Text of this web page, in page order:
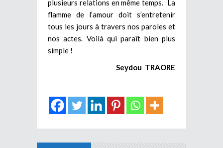
plusieurs relations en même temps. La
flamme de l’amour doit s’entretenir
tous les jours à travers nos paroles et
nos actes. Voilà qui paraît bien plus
simple !
Seydou TRAORE